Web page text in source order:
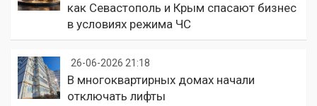
как Севастополь и Крым спасают бизнес
в условиях режима ЧС
26-06-2026 21:18
В многоквартирных домах начали
отключать лифты